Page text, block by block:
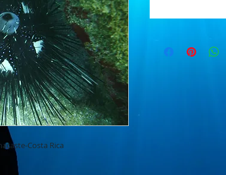
Costa Rica